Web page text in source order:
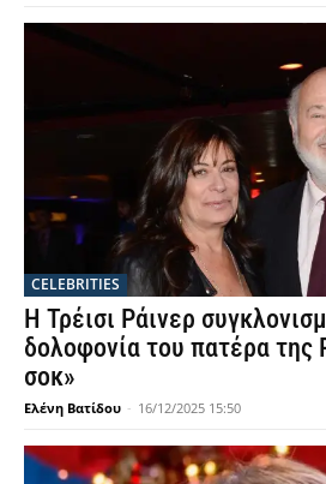
CELEBRITIES
Η Τρέισι Ράινερ
δολοφονία του πατέρα της
σοκ»
Ελένη Βατίδου - 16/12/2025 15:50